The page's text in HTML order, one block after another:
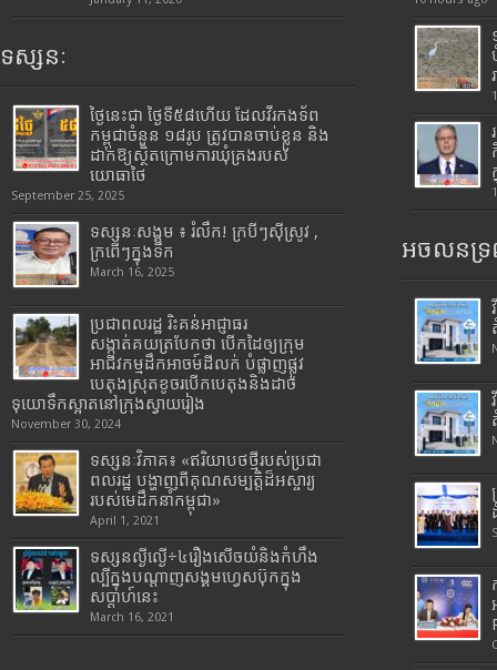
ទស្សនៈ
ថ្ងៃនេះជា ថ្ងៃទី៥៨ហើយ ដែលវីរកងទ័ព
កម្ពុជាចំនួន ១៨រូប ត្រូវបានចាប់ខ្លួន និង
ដាក់ឱ្យស្ថិតក្រោមការឃុំគ្រងរបស់
យោធាថៃ
September 25, 2025
ទស្សនៈសង្គម ៖ រំលឹក! ក្របីៗស៊ីស្រូវ ,
ក្រពើៗក្នុងទឹក
March 16, 2025
ប្រជាពលរដ្ឋ រិះគន់អាជ្ញាធរ
សង្កាត់គយត្របែកថា បើកដៃឲ្យក្រុម
អាជីវកម្មដឹកអាចម៍ដីលក់ បំផ្លាញផ្លូវ
បេតុងស្រុតខូចរបើកបេតុងនិងដាច់
ទុយោទឹកស្អាតនៅក្រុងស្វាយរៀង
November 30, 2024
ទស្សនៈវិភាគ៖ «ឥរិយាបថថ្មីរបស់ប្រជា
ពលរដ្ឋ បង្ហាញពីគុណសម្បត្តិដ៏អស្ចារ្យ
របស់មេដឹកនាំកម្ពុជា»
April 1, 2021
ទស្សនល្ងីល្ងើ÷៤រឿងសើចយំនិងកំហឹង
ល្បីក្នុងបណ្តាញសង្គមហ្វេសប៊ុកក្នុង
សប្តាហ៍នេះ
March 16, 2021
អចលនទ្រ